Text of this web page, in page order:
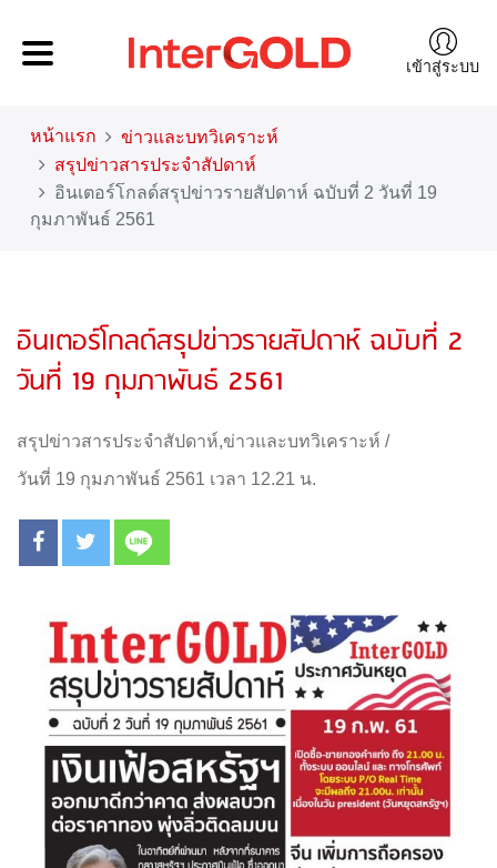
เข้าสู่ระบบ
หน้าแรก
ข่าวและบทวิเคราะห์
สรุปข่าวสารประจำสัปดาห์
อินเตอร์โกลด์สรุปข่าวรายสัปดาห์ ฉบับที่ 2 วันที่ 19
กุมภาพันธ์ 2561
อินเตอร์โกลด์สรุปข่าวรายสัปดาห์ ฉบับที่ 2
วันที่ 19 กุมภาพันธ์ 2561
สรุปข่าวสารประจำสัปดาห์,ข่าวและบทวิเคราะห์ /
วันที่ 19 กุมภาพันธ์ 2561 เวลา 12.21 น.